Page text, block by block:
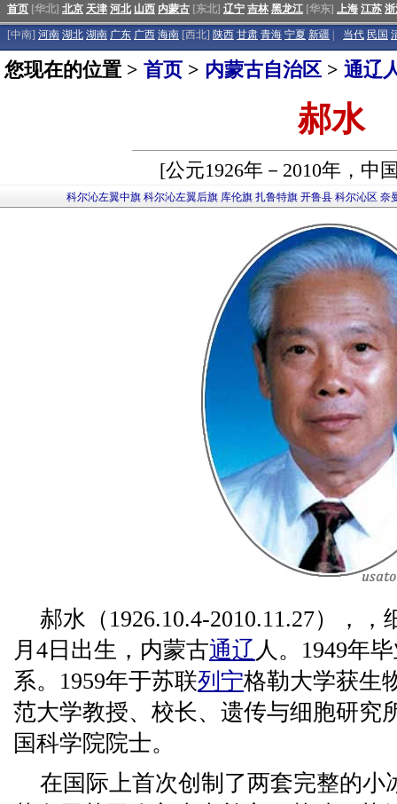
首页 [华北] 北京 天津 河北 山西 内蒙古 [东北] 辽宁 吉林 黑龙江 [华东] 上海 江苏
[中南] 河南 湖北 湖南 广东 广西 海南 [西北] 陕西 甘肃 青海 宁夏 新疆 当代 民国
您现在的位置 > 首页 > 内蒙古自治区 > 通辽
郝水
[公元1926年－2010年，中
科尔沁左翼中旗 科尔沁左翼后旗 库伦旗 扎鲁特旗 开鲁县 科尔沁区 奈
郝水（1926.10.4-2010.11.27），
月4日出生，内蒙古通辽 人。1949年
系。1959年于苏联列宁格勒大学获生
范大学教授、校长、遗传与细胞研究
国科学院院士。
在国际上首次创制了两套完整的小